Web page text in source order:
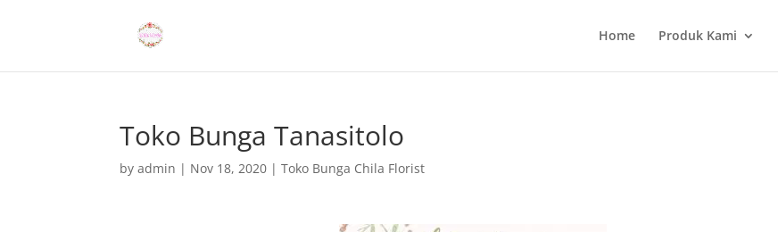
Home Produk Kami
Toko Bunga Tanasitolo
byadmin | Nov 18, 2020 |Toko Bunga Chila Florist